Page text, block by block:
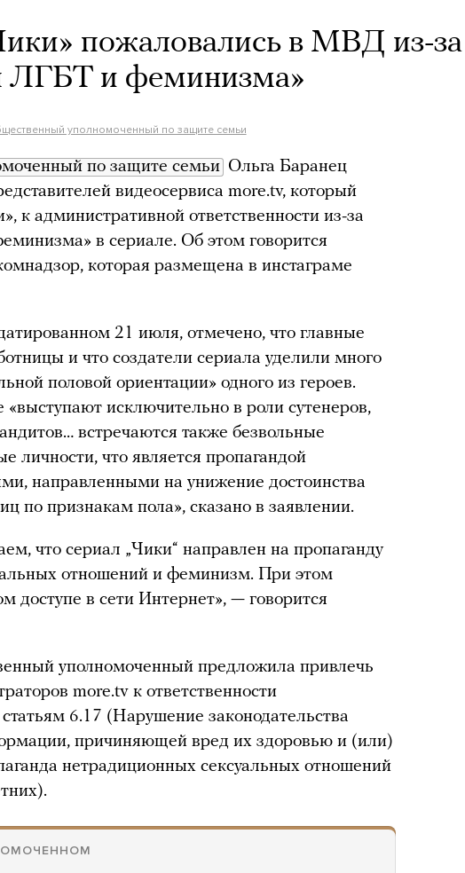
пожаловались в МВД из-за
ЛГБТ и феминизма»
уполномоченный по защите семьи
по защите семьи Ольга Баранец
видеосервиса more.tv, который
к административной ответственности из-за
в сериале. Об этом говорится
которая размещена в инстаграме
21 июля, отмечено, что главные
и что создатели сериала уделили много
половой ориентации» одного из героев.
исключительно в роли сутенеров,
встречаются также безвольные
личности, что является пропагандой
направленными на унижение достоинства
по признакам пола», сказано в заявлении.
что сериал „Чики“ направлен на пропаганду
отношений и феминизм. При этом
доступе в сети Интернет», — говорится
уполномоченный предложила привлечь
more.tv к ответственности
6.17 (Нарушение законодательства
причиняющей вред их здоровью и (или)
нетрадиционных сексуальных отношений